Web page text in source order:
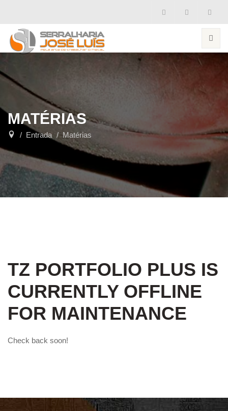
MATÉRIAS
Entrada Matérias
TZ PORTFOLIO PLUS IS
CURRENTLY OFFLINE
FOR MAINTENANCE
Check back soon!